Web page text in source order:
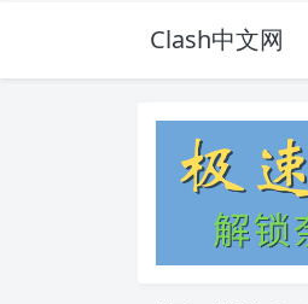
Clash中文网